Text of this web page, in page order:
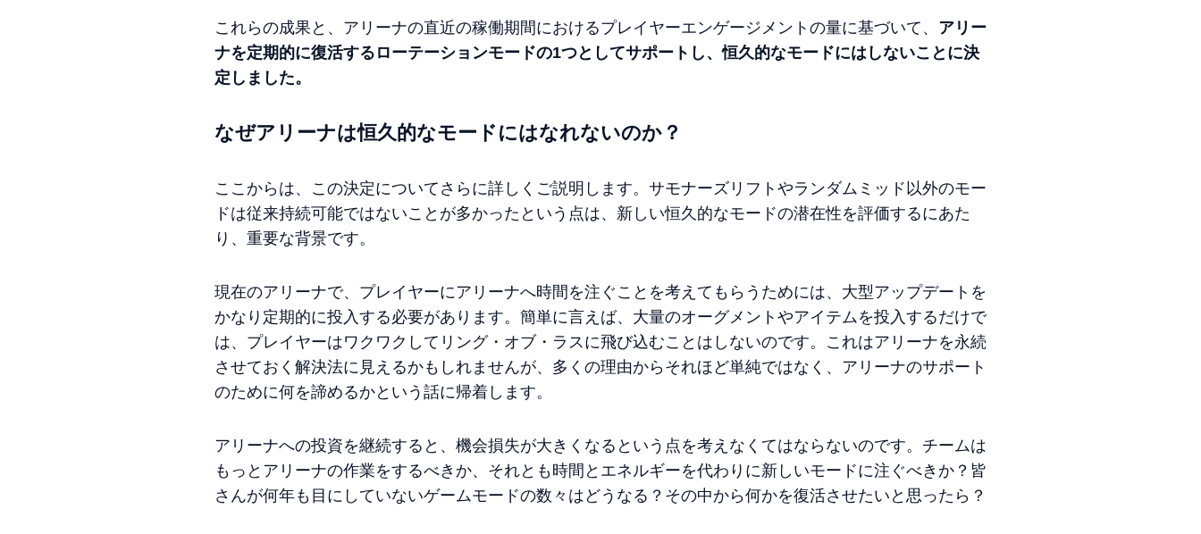
これらの成果と、アリーナの直近の稼働期間におけるプレイヤーエンゲージメントの量に基づいて、 アリー
ナを定期的に復活するローテーションモードの1つとしてサポートし、恒久的なモードにはしないことに決
定しました。
なぜアリーナは恒久的なモードにはなれないのか？
ここからは、この決定についてさらに詳しくご説明します。サモナーズリフトやランダムミッド以外のモー
ドは従来持続可能ではないことが多かったという点は、新しい恒久的なモードの潜在性を評価するにあた
り、重要な背景です。
現在のアリーナで、プレイヤーにアリーナへ時間を注ぐことを考えてもらうためには、大型アップデートを
かなり定期的に投入する必要があります。簡単に言えば、大量のオーグメントやアイテムを投入するだけで
は、プレイヤーはワクワクしてリング・オブ・ラスに飛び込むことはしないのです。これはアリーナを永続
させておく解決法に見えるかもしれませんが、多くの理由からそれほど単純ではなく、アリーナのサポート
のために何を諦めるかという話に帰着します。
アリーナへの投資を継続すると、機会損失が大きくなるという点を考えなくてはならないのです。チームは
もっとアリーナの作業をするべきか、それとも時間とエネルギーを代わりに新しいモードに注ぐべきか？皆
さんが何年も目にしていないゲームモードの数々はどうなる？その中から何かを復活させたいと思ったら？